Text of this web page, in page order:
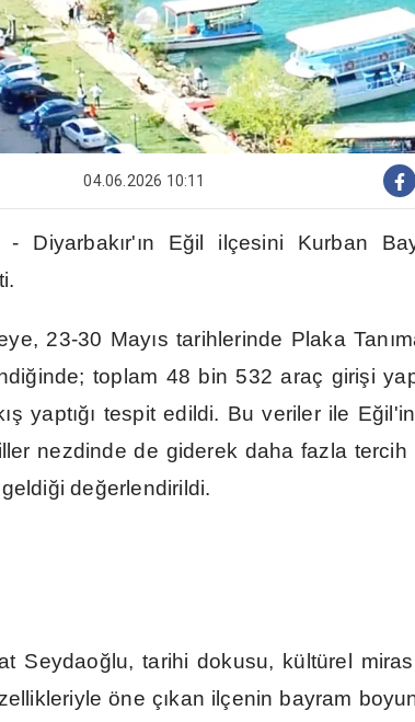
04.06.2026 10:11
- Diyarbakır'ın Eğil ilçesini Kurban
23-30 Mayıs tarihlerinde Plaka Tanı
ğinde; toplam 48 bin 532 araç girişi
ış yaptığı tespit edildi. Bu veriler ile Eğ
nezdinde de giderek daha fazla tercih
ği değerlendirildi.
Seydaoğ lu, tarihi dokusu, kültürel miras
öne çıkan ilçenin bayram